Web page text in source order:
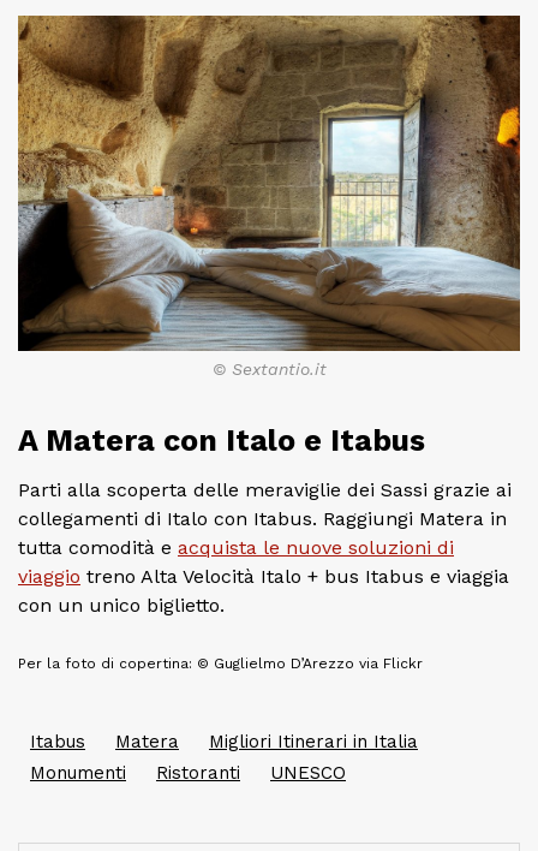
© Sextantio.it
A Matera con Italo e Itabus
Parti alla scoperta delle meraviglie dei Sassi grazie ai
collegamenti di Italo con Itabus. Raggiungi Matera in
tutta comodità e acquista le nuove soluzioni di
viaggio treno Alta Velocità Italo + bus Itabus e viaggia
con un unico biglietto.
Per la foto di copertina: © Guglielmo D’Arezzo via Flickr
Itabus Matera
Migliori Itinerari in Italia
Monumenti
Ristoranti UNESCO